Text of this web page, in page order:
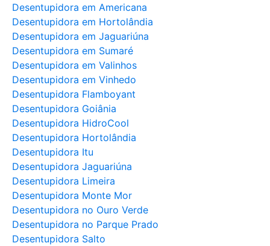
Desentupidora em Americana
Desentupidora em Hortolândia
Desentupidora em Jaguariúna
Desentupidora em Sumaré
Desentupidora em Valinhos
Desentupidora em Vinhedo
Desentupidora Flamboyant
Desentupidora Goiânia
Desentupidora HidroCool
Desentupidora Hortolândia
Desentupidora Itu
Desentupidora Jaguariúna
Desentupidora Limeira
Desentupidora Monte Mor
Desentupidora no Ouro Verde
Desentupidora no Parque Prado
Desentupidora Salto